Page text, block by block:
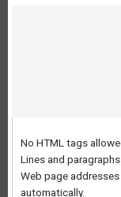
No HTML tags
Lines and
Web page
automatically.